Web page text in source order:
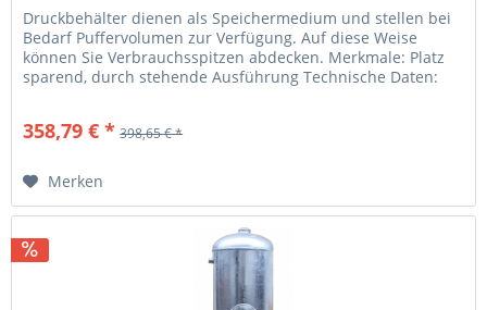
Druckbehälter dienen als Speichermedium und stellen bei
Bedarf Puffervolumen zur Verfügung. Auf diese Weise
können Sie Verbrauchsspitzen abdecken. Merkmale: Platz
sparend, durch stehende Ausführung Technische Daten:
358,79 € * 398,65 € *
Merken